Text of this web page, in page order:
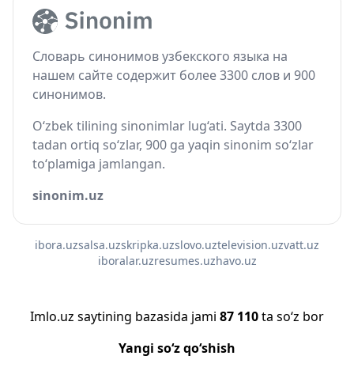
Словарь синонимов узбекского языка на
нашем сайте содержит более 3300 слов и 900
синонимов.
O‘zbek tilining sinonimlar lug‘ati. Saytda 3300
tadan ortiq so‘zlar, 900 ga yaqin sinonim so‘zlar
to‘plamiga jamlangan.
sinonim.uz
ibora.uzsalsa.uzskripka.uzslovo.uztelevision.uzvatt.uz
iboralar.uzresumes.uzhavo.uz
Imlo.uz saytining bazasida jami 87 110ta so‘z bor
Yangi so‘z qo‘shish